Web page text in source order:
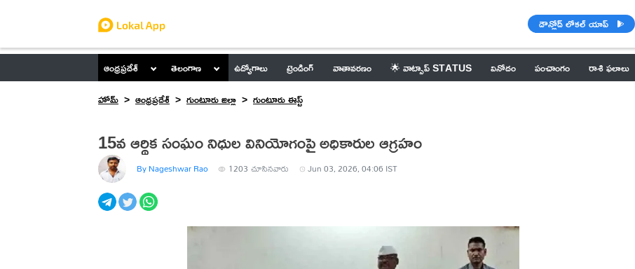
డౌన్లోడ్ లోకల్ యాప్
ఆంధ్రప్రదేశ్ తెలంగాణ ఉద్యోగాలు ట్రెండింగ్ వాతావరణం 🌟 వాట్సాప్ STATUS వినోదం పంచాంగం రాశి ఫలాలు
హోమ్
ఆంధ్రప్రదేశ్ గుంటూరు జిల్లా గుంటూరు ఈస్ట్
15వ ఆర్థిక సంఘం నిధుల వినియోగంపై అధికారుల ఆగ్రహం
By Nageshwar Rao 1203 చూసినవారు Jun 03, 2026, 04:06 IST